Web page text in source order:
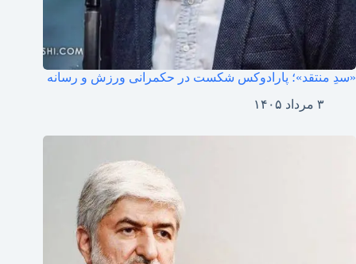
«سدِ منتقد»؛ پارادوکس شکست در حکمرانی ورزش و رسانه
۳ مرداد ۱۴۰۵